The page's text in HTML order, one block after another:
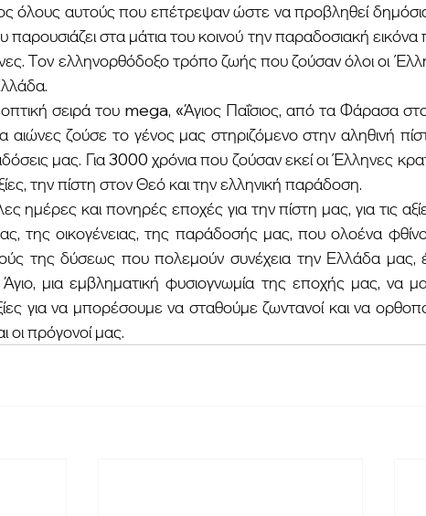
όλους αυτούς που επέτρεψαν ώστε να προβληθεί δημόσια
στα μάτια του κοινού την παραδοσιακή εικόνα
Τον ελληνορθόδοξο τρόπο ζωής που ζούσαν όλοι οι
αιώνες ζούσε το γένος μας στηριζόμενο στην αληθινή
μας. Για 3000 χρόνια που ζούσαν εκεί οι Έλληνες
της οικογένειας, της παράδοσής μας, που ολοένα
της δύσεως που πολεμούν συνέχεια την Ελλάδα μας,
μια εμβληματική φυσιογνωμία της εποχής μας, να
για να μπορέσουμε να σταθούμε ζωντανοί και να
οι πρόγονοί μας.